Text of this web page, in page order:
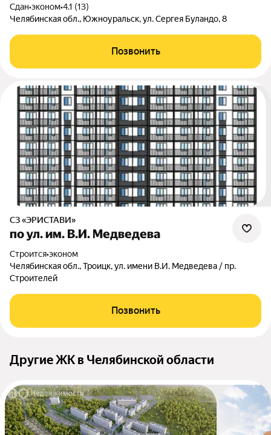
Сдан•эконом•4.1 (13)
Челябинская обл., Южноуральск, ул. Сергея Буландо, 8
Позвонить
СЗ «ЭРИСТАВИ»
по ул. им. В.И. Медведева
Строится•эконом
Челябинская обл., Троицк, ул. имени В.И. Медведева / пр.
Строителей
Позвонить
Другие ЖК в Челябинской области